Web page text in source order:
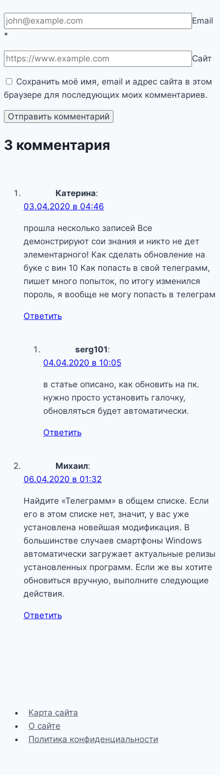
Email
*
Сайт
Сохранить моё имя, email и адрес сайта в этом
браузере для последующих моих комментариев.
3 комментария
Катерина:
03.04.2020 в 04:46
прошла несколько записей Все
демонстрируют сои знания и никто не дет
элементарного! Как сделать обновление на
буке с вин 10 Как попасть в свой телеграмм,
пишет много попыток, по итогу изменился
пороль, я вообще не могу попасть в телеграм
Ответить
serg101:
04.04.2020 в 10:05
в статье описано, как обновить на пк.
нужно просто установить галочку,
обновляться будет автоматически.
Ответить
Михаил:
06.04.2020 в 01:32
Найдите «Телеграмм» в общем списке. Если
его в этом списке нет, значит, у вас уже
установлена новейшая модификация. В
большинстве случаев смартфоны Windows
автоматически загружает актуальные релизы
установленных программ. Если же вы хотите
обновиться вручную, выполните следующие
действия.
Ответить
Карта сайта
О сайте
Политика конфиденциальности